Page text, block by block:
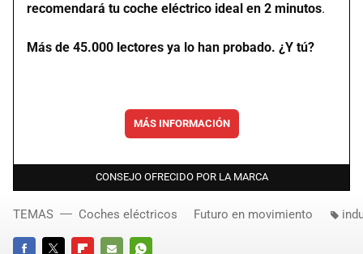
recomendará tu coche eléctrico ideal en 2 minutos.
Más de 45.000 lectores ya lo han probado. ¿Y tú?
MÁS INFORMACIÓN
CONSEJO OFRECIDO POR LA MARCA
TEMAS Coches eléctricos Futuro en movimiento